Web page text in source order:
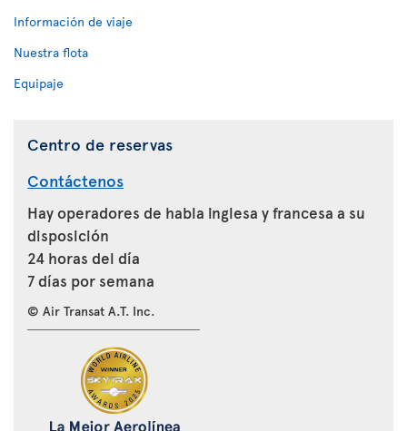
Información de viaje
Nuestra flota
Equipaje
Centro de reservas
Contáctenos
Hay operadores de habla inglesa y francesa a su
disposición
24 horas del día
7 días por semana
© Air Transat A.T. Inc.